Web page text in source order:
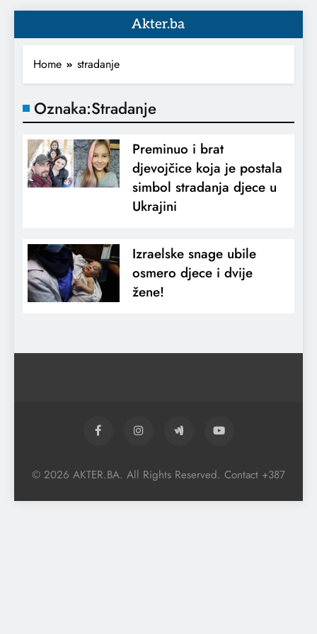
Akter.ba
Home stradanje
Oznaka:Stradanje
Preminuo i brat
djevojčice koja je postala
simbol stradanja djece u
Ukrajini
Izraelske snage ubile
osmero djece i dvije
žene!
© 2026 AKTER.BA. All Rights Reserved. Contact +387